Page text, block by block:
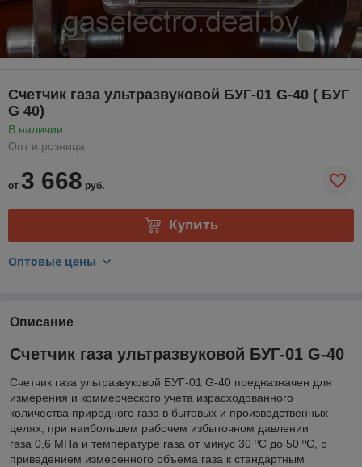
Счетчик газа ультразвуковой БУГ-01 G-40 ( БУГ
G 40)
В наличии
Опт и розница
от 3 668 руб.
Купить
Оптовые цены
Описание
Счетчик газа ультразвуковой БУГ-01 G-40
Счетчик газа ультразвуковой БУГ-01 G-40 предназначен для
измерения и коммерческого учета израсходованного
количества природного газа в бытовых и производственных
целях, при наибольшем рабочем избыточном давлении
газа 0,6 МПа и температуре газа от минус 30 ºС до 50 ºС, с
приведением измеренного объема газа к стандартным